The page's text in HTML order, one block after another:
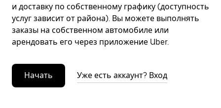
и доставку по собственному графику (доступность
услуг зависит от района). Вы можете выполнять
заказы на собственном автомобиле или
арендовать его через приложение Uber.
Начать Уже есть аккаунт? Вход